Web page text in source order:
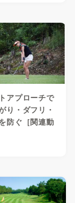
アプローチで
り・ダフリ・
防ぐ［関連動